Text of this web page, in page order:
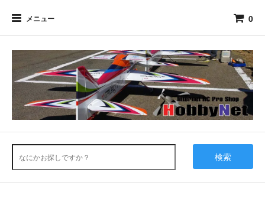
メニュー 0
検索